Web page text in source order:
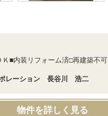
■内装リフォーム済□再建築不可
ポレーション 長谷川 浩二
物件を詳しく見る